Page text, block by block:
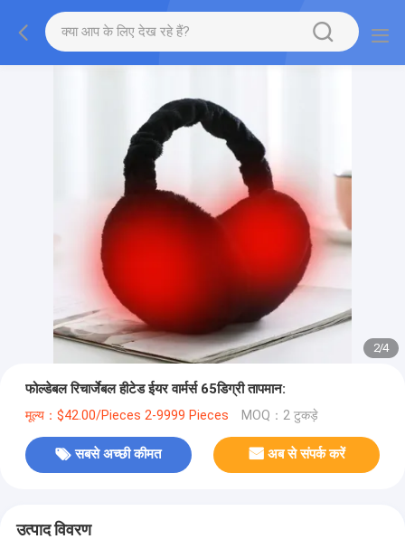
2/4
फोल्डेबल रिचार्जेबल हीटेड ईयर वार्मर्स 65डिग्री तापमान:
मूल्य：$42.00/Pieces 2-9999 Pieces MOQ：2 टुकड़े
सबसे अच्छी कीमत अब से संपर्क करें
उत्पाद विवरण